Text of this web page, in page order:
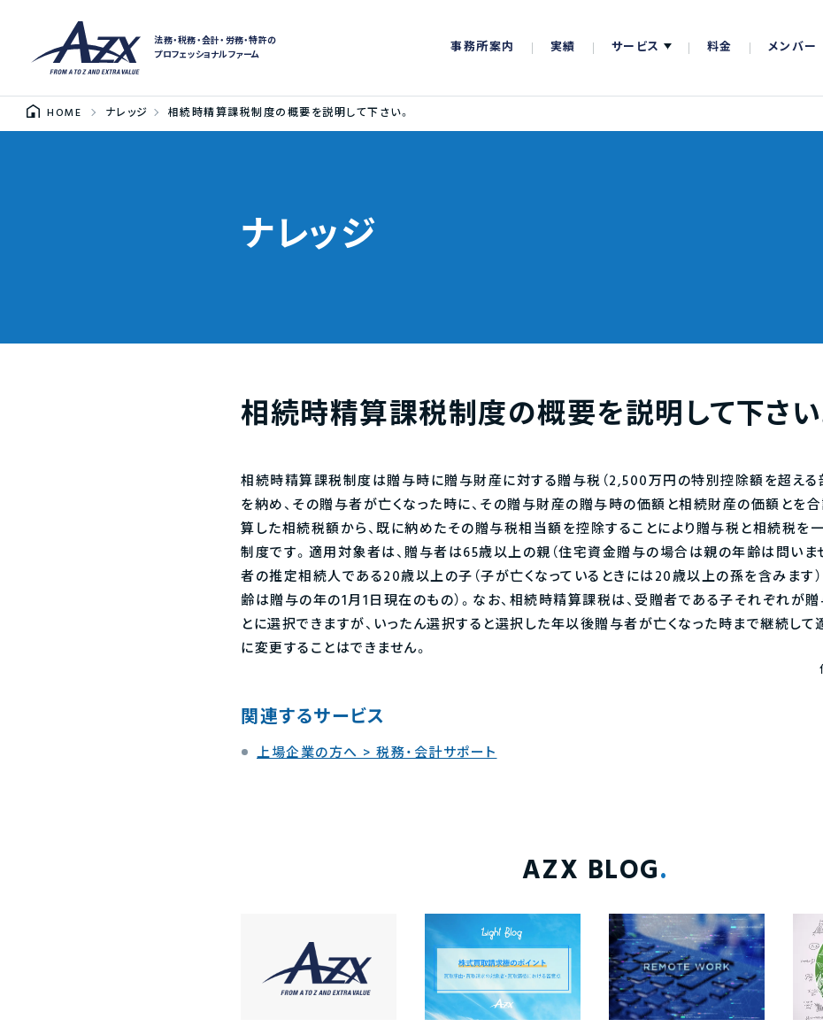
法務・税務・会計・労務・特許の
プロフェッショナルファーム
事務所案内 実績 サービス 料金 メンバー
HOME ナレッジ 相続時精算課税制度の概要を説明して下さい。
ナレッジ
相続時精算課税制度の概要を説明して下さい
相続時精算課税制度は贈与時に贈与財産に対する贈与税（2,500万円の特別控除額を超える
を納め、その贈与者が亡くなった時に、その贈与財産の贈与時の価額と相続財産の価額とを
算した相続税額から、既に納めたその贈与税相当額を控除することにより贈与税と相続税を
制度です。適用対象者は、贈与者は65歳以上の親（住宅資金贈与の場合は親の年齢は問いま
者の推定相続人である20歳以上の子（子が亡くなっているときには20歳以上の孫を含みます）
齢は贈与の年の1月1日現在のもの）。なお、相続時精算課税は、受贈者である子それぞれが
とに選択できますが、いったん選択すると選択した年以後贈与者が亡くなった時まで継続して
に変更することはできません。
関連するサービス
上場企業の方へ > 税務・会計サポート
AZX BLOG